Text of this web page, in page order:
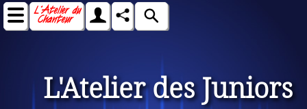
L'Atelier des Juniors